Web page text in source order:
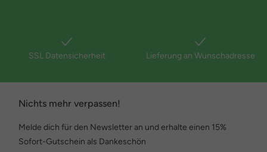
SSL Datensicherheit Lieferung an Wunschadresse
Nichts mehr verpassen!
Melde dich für den Newsletter an und erhalte einen 15%
Sofort-Gutschein als Dankeschön